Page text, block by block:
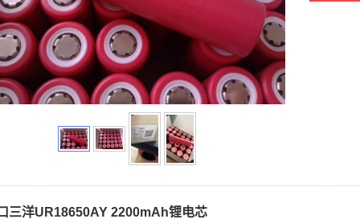
三洋UR18650AY 2200mAh锂电芯